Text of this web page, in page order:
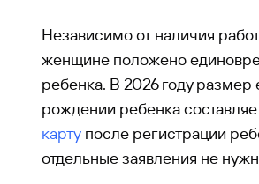
Независимо от наличия
женщине положено
ребенка. В 2026 году
рождении ребенка
карту после регистрации
отдельные заявления не